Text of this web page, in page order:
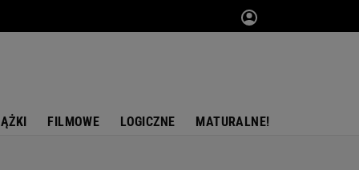
FILMOWE LOGICZNE MATURALNE!